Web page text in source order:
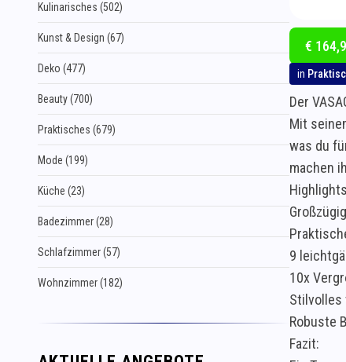
€
in
Der
Mit
was du
machen
9
10x
Stilvolles
Robuste
Fazit:
Kulinarisches (502)
Kunst & Design (67)
Deko (477)
Beauty (700)
Praktisches (679)
Mode (199)
Küche (23)
Badezimmer (28)
Schlafzimmer (57)
Wohnzimmer (182)